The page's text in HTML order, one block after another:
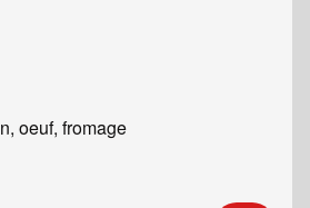
oeuf, fromage